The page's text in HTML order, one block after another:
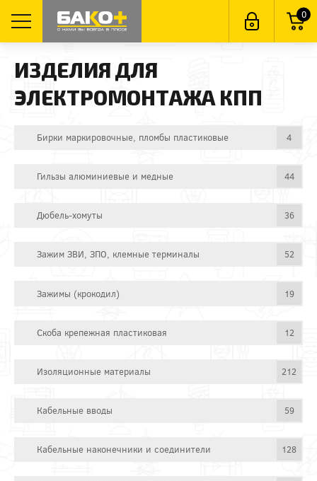
0
ИЗДЕЛИЯ ДЛЯ
ЭЛЕКТРОМОНТАЖА КПП
Бирки маркировочные, пломбы пластиковые 4
Гильзы алюминиевые и медные 44
Дюбель-хомуты 36
Зажим ЗВИ, ЗПО, клемные терминалы 52
Зажимы (крокодил) 19
Скоба крепежная пластиковая 12
Изоляционные материалы 212
Кабельные вводы 59
Кабельные наконечники и соединители 128